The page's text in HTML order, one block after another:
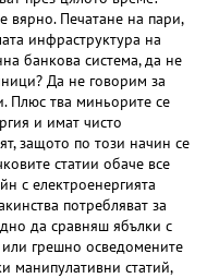
вярно. Печатане на пари,
инфраструктура на
банкова система, да не
Да не говорим за
Плюс тва миньорите се
и имат чисто
защото по този начин се
статии обаче все
с електроенергията
потребляват за
да сравняш ябълки с
грешно осведомените
манипулативни статий,